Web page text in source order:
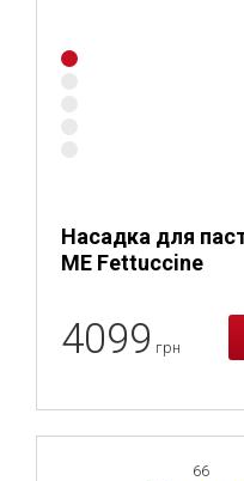
Насадка для
ME Fettuccine
4099 грн
66